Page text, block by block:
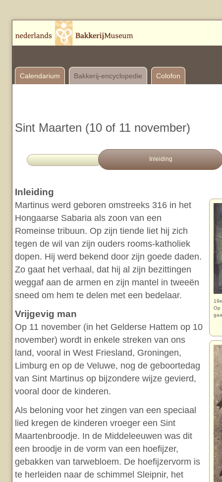
Calendarium Bakkerij-encyclopedie Colofon
Sint Maarten (10 of 11 november)
Inleiding
Inleiding
Op
Martinus werd geboren omstreeks 316 in het
Hongaarse Sabaria als zoon van een
Romeinse tribuun. Op zijn tiende liet hij zich
tegen de wil van zijn ouders rooms-katholiek
dopen. Hij werd bekend door zijn goede daden.
Zo gaat het verhaal, dat hij al zijn bezittingen
weggaf aan de armen en zijn mantel in tweeën
sneed om hem te delen met een bedelaar.
Vrijgevig man
Op 11 november (in het Gelderse Hattem op 10
november) wordt in enkele streken van ons
land, vooral in West Friesland, Groningen,
Limburg en op de Veluwe, nog de geboortedag
van Sint Martinus op bijzondere wijze gevierd,
vooral door de kinderen.
Als beloning voor het zingen van een speciaal
lied kregen de kinderen vroeger een Sint
Maartenbroodje. In de Middeleeuwen was dit
een broodje in de vorm van een hoefijzer,
gebakken van tarwebloem. De hoefijzervorm is
te herleiden naar de schimmel Sleipnir, het